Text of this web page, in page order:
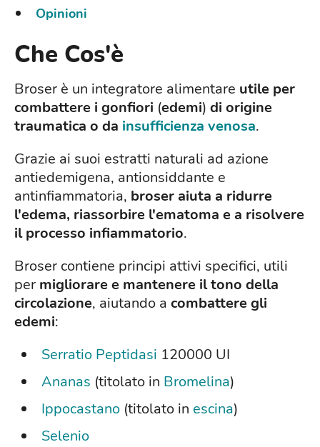
Opinioni
Che Cos'è
Broser è un integratore alimentare utile per
combattere i gonfiori (edemi) di origine
traumatica o da insufficienza venosa.
Grazie ai suoi estratti naturali ad azione
antiedemigena, antionsiddante e
antinfiammatoria, broser aiuta a ridurre
l'edema, riassorbire l'ematoma e a risolvere
il processo infiammatorio.
Broser contiene principi attivi specifici, utili
per migliorare e mantenere il tono della
circolazione, aiutando a combattere gli
edemi:
Serratio Peptidasi 120000 UI
Ananas (titolato in Bromelina)
Ippocastano (titolato in escina)
Selenio